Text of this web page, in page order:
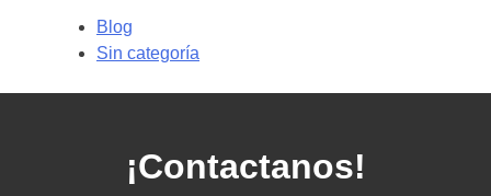
Blog
Sin categoría
¡Contactanos!